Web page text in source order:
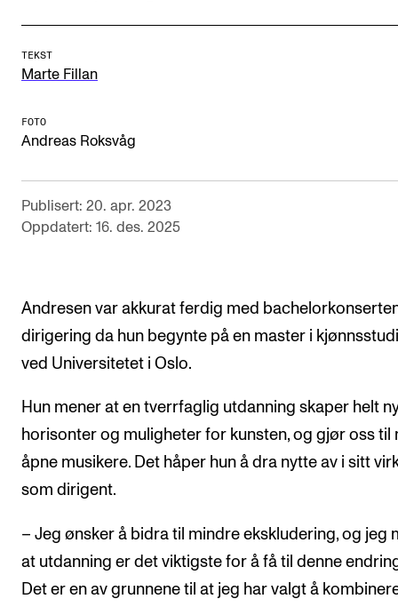
AKTUELT
Arrangementer og konserter
Nyheter og historier
Ledige stillinger
INFO
Om Norges musikkhøgskole
For ansatte og studenter
TEKST
Marte Fillan
FOTO
Andreas Roksvåg
Publisert: 20. apr. 2023
Oppdatert: 16. des. 2025
Andresen var akkurat ferdig med
dirigering da hun begynte på en master i
ved Universitetet i Oslo.
Hun mener at en tverrfaglig utdanning skaper helt
horisonter og muligheter for kunsten, og gjør oss til
åpne musikere. Det håper hun å dra nytte av i sitt
som dirigent.
– Jeg ønsker å bidra til mindre ekskludering, og jeg
at utdanning er det viktigste for å få til denne
Det er en av grunnene til at jeg har valgt å